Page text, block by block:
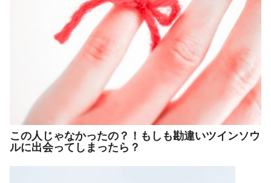
この人じゃなかったの？！もしも勘違いツインソウ
ルに出会ってしまったら？